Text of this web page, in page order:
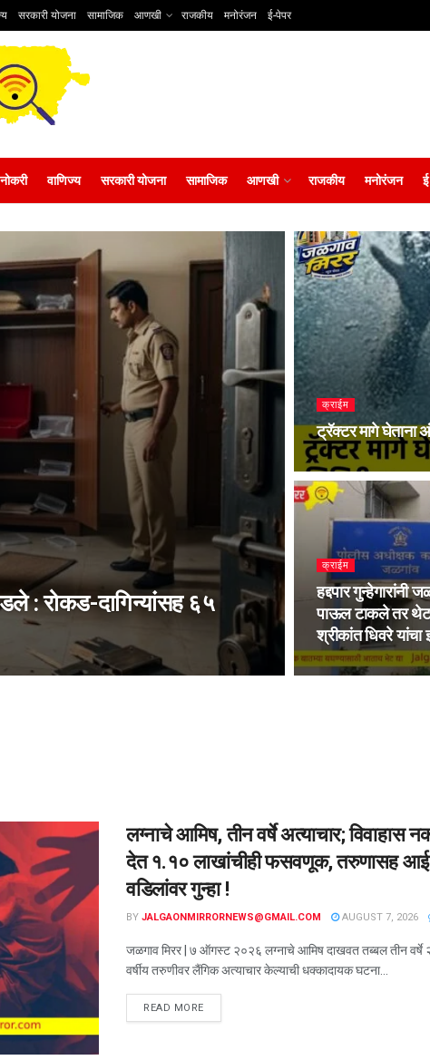
सरकारी योजना सामाजिक आणखी राजकीय मनोरंजन ई-पेपर
नोकरी वाणिज्य सरकारी योजना सामाजिक आणखी राजकीय मनोरंजन
: रोकड-दागिन्यांसह ६५
क्राईम
ट्रॅक्टर मागे घेताना
क्राईम
हद्दपार गुन्हेगारांनी
पाऊल टाकले तर थेट
श्रीकांत धिवरे यांचा
लग्नाचे आमिष, तीन वर्षे अत्याचार; विवाहास
देत १.१० लाखांचीही फसवणूक, तरुणासह
वडिलांवर गुन्हा !
BY JALGAONMIRRORNEWS@GMAIL.COM AUGUST 7, 2026
जळगाव मिरर | ७ ऑगस्ट २०२६ लग्नाचे आमिष दाखवत तब्बल तीन वर्षे
वर्षीय तरुणीवर लैंगिक अत्याचार केल्याची धक्कादायक घटना...
READ MORE